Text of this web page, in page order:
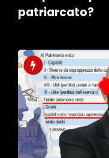
patriarcato?